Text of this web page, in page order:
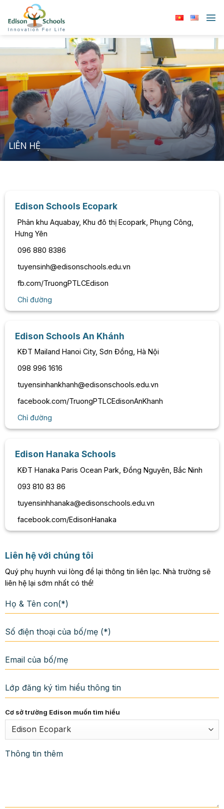
nội
LIÊN HỆ
Edison Schools Ecopark
Phân khu Aquabay, Khu đô thị Ecopark, Phụng Công,
Hưng Yên
096 880 8386
tuyensinh@edisonschools.edu.vn
fb.com/TruongPTLCEdison
Chỉ đường
Edison Schools An Khánh
KĐT Mailand Hanoi City, Sơn Đồng, Hà Nội
098 996 1616
tuyensinhankhanh@edisonschools.edu.vn
facebook.com/TruongPTLCEdisonAnKhanh
Chỉ đường
Edison Hanaka Schools
KĐT Hanaka Paris Ocean Park, Đồng Nguyên, Bắc Ninh
093 810 83 86
tuyensinhhanaka@edisonschools.edu.vn
facebook.com/EdisonHanaka
Liên hệ với chúng tôi
Quý phụ huynh vui lòng để lại thông tin liên lạc. Nhà trường sẽ
liên hệ lại sớm nhất có thể!
Cơ sở trường Edison muốn tìm hiểu